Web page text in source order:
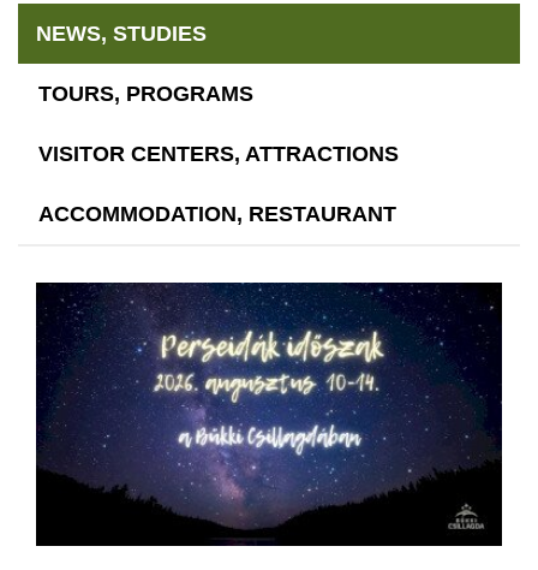
NEWS, STUDIES
TOURS, PROGRAMS
VISITOR CENTERS, ATTRACTIONS
ACCOMMODATION, RESTAURANT